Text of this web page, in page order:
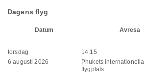
Dagens flyg
Datum Avresa
torsdag
6 augusti 2026
14:15
Phukets internationella
flygplats